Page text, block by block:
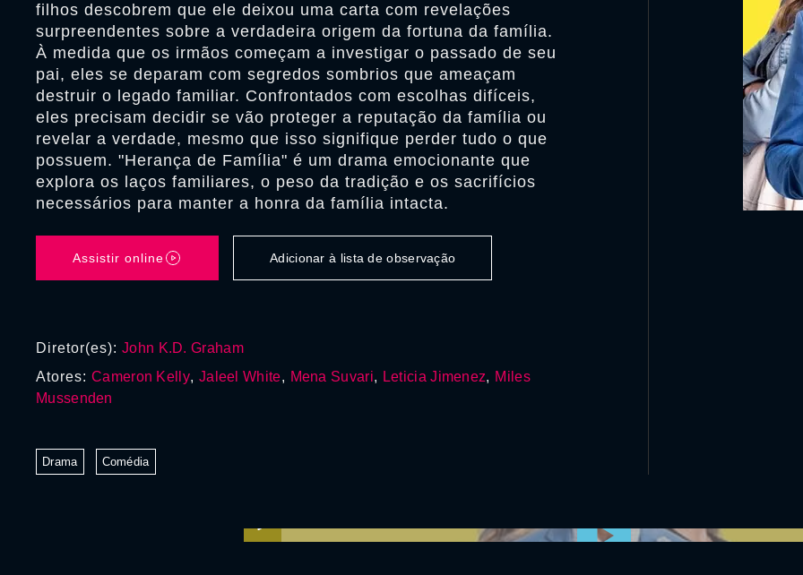
filhos descobrem que ele deixou uma carta com revelações
surpreendentes sobre a verdadeira origem da fortuna da família.
À medida que os irmãos começam a investigar o passado de seu
pai, eles se deparam com segredos sombrios que ameaçam
destruir o legado familiar. Confrontados com escolhas difíceis,
eles precisam decidir se vão proteger a reputação da família ou
revelar a verdade, mesmo que isso signifique perder tudo o que
possuem. "Herança de Família" é um drama emocionante que
explora os laços familiares, o peso da tradição e os sacrifícios
necessários para manter a honra da família intacta.
Assistir online Adicionar à lista de observação
Diretor(es): John K.D. Graham
Atores: Cameron Kelly, Jaleel White, Mena Suvari, Leticia Jimenez, Miles
Mussenden
Drama Comédia